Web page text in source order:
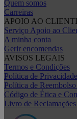
Quem somos
Carreiras
APOIO AO
Serviço Apoio ao
A minha conta
Gerir encomendas
AVISOS LEGAIS
Termos e Condições
Política de Privacidade
Política de
Código de Ética e
Livro de Reclamações